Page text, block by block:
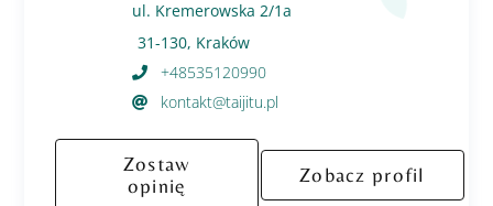
ul. Kremerowska 2/1a
31-130, Kraków
+48535120990
kontakt@taijitu.pl
Zostaw
opinię
Zobacz profil